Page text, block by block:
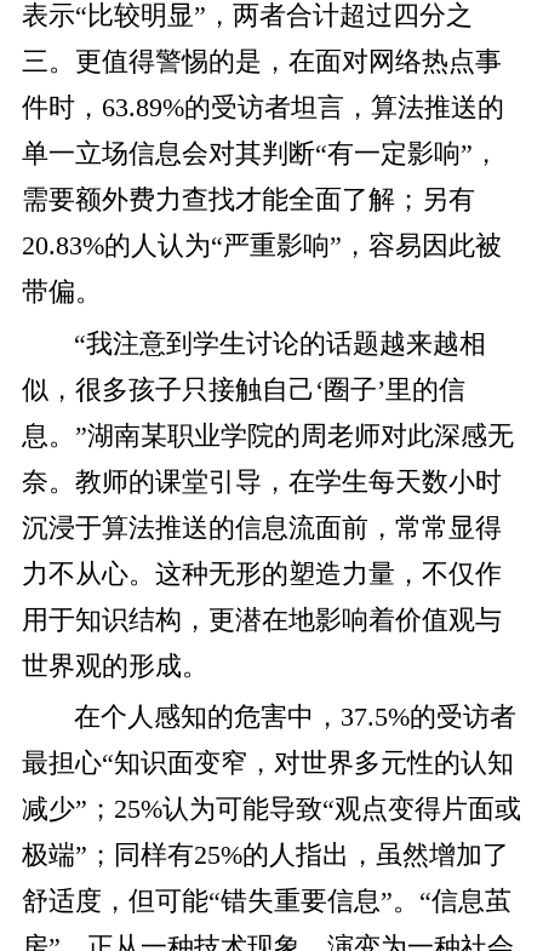
表示“比较明显”，两者合计超过四分之
三。更值得警惕的是，在面对网络热点事
件时，63.89%的受访者坦言，算法推送的
单一立场信息会对其判断“有一定影响”，
需要额外费力查找才能全面了解；另有
20.83%的人认为“严重影响”，容易因此被
带偏。
“我注意到学生讨论的话题越来越相
似，很多孩子只接触自己‘圈子’里的信
息。”湖南某职业学院的周老师对此深感无
奈。教师的课堂引导，在学生每天数小时
沉浸于算法推送的信息流面前，常常显得
力不从心。这种无形的塑造力量，不仅作
用于知识结构，更潜在地影响着价值观与
世界观的形成。
在个人感知的危害中，37.5%的受访者
最担心“知识面变窄，对世界多元性的认知
减少”；25%认为可能导致“观点变得片面或
极端”；同样有25%的人指出，虽然增加了
舒适度，但可能“错失重要信息”。“信息茧